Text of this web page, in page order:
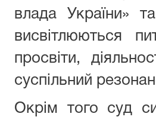
влада України»
висвітлюються
просвіти,
суспільний
Окрім того суд